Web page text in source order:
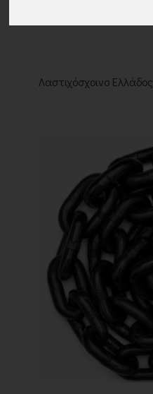
Λαστιχόσχοινο Ελλάδος